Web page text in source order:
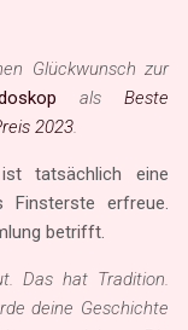
Glückwunsch zur
alsBeste
2023
tatsächlich eine
erfreue.
betrifft.
Das hat Tradition.
deine Geschichte